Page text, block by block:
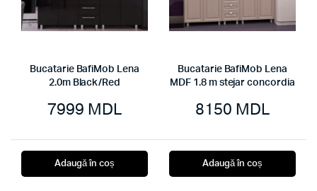
Bucatarie BafiMob Lena
2.0m Black/Red
7999 MDL
Adaugă în coș
Bucatarie BafiMob Lena
MDF 1.8 m stejar concordia
8150 MDL
Adaugă în coș